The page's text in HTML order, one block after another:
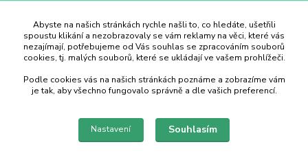
Duhový Ateliér Kroměříž
+420 734 258 002
duhovyatelier@email.cz
Abyste na našich stránkách rychle našli to, co hledáte, ušetřili
spoustu klikání a nezobrazovaly se vám reklamy na věci, které vás
nezajímají, potřebujeme od Vás souhlas se zpracováním souborů
cookies, tj. malých souborů, které se ukládají ve vašem prohlížeči.
Podle cookies vás na našich stránkách poznáme a zobrazíme vám
je tak, aby všechno fungovalo správně a dle vašich preferencí.
Nastavení Souhlasím